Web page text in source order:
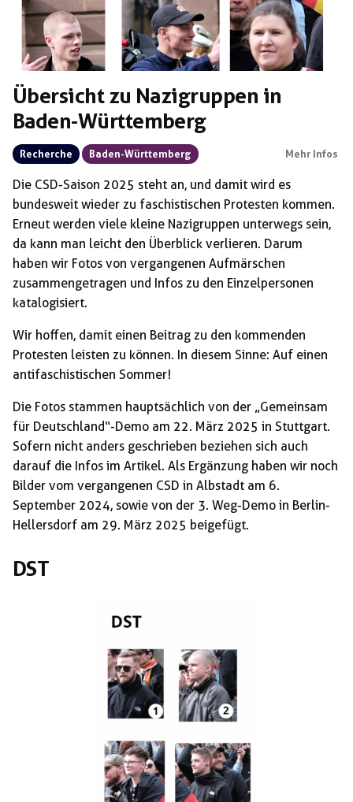
Übersicht zu Nazigruppen in
Baden-Württemberg
Recherche Baden-Württemberg Mehr Infos
Die CSD-Saison 2025 steht an, und damit wird es
bundesweit wieder zu faschistischen Protesten kommen.
Erneut werden viele kleine Nazigruppen unterwegs sein,
da kann man leicht den Überblick verlieren. Darum
haben wir Fotos von vergangenen Aufmärschen
zusammengetragen und Infos zu den Einzelpersonen
katalogisiert.
Wir hoffen, damit einen Beitrag zu den kommenden
Protesten leisten zu können. In diesem Sinne: Auf einen
antifaschistischen Sommer!
Die Fotos stammen hauptsächlich von der „Gemeinsam
für Deutschland“-Demo am 22. März 2025 in Stuttgart.
Sofern nicht anders geschrieben beziehen sich auch
darauf die Infos im Artikel. Als Ergänzung haben wir noch
Bilder vom vergangenen CSD in Albstadt am 6.
September 2024, sowie von der 3. Weg-Demo in Berlin-
Hellersdorf am 29. März 2025 beigefügt.
DST